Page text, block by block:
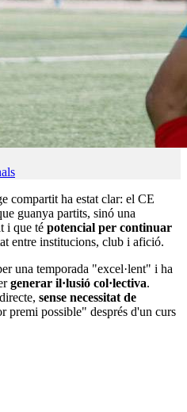
compartit ha estat clar: el CE
guanya partits, sinó una
i que té potencial per continuar
entre institucions, club i afició.
una temporada "excel·lent" i ha
generar il·lusió col·lectiva.
sense necessitat de
premi possible" després d'un curs